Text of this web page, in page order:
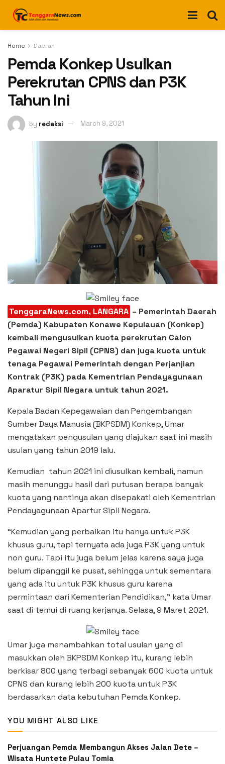
Home Daerah
Pemda Konkep Usulkan
Perekrutan CPNS dan P3K
Tahun Ini
by redaksi March 9, 2021
TenggaraNews.com, LANGARA – Pemerintah Daerah
(Pemda) Kabupaten Konawe Kepulauan (Konkep)
kembali mengusulkan kuota perekrutan Calon
Pegawai Negeri Sipil (CPNS) dan juga kuota untuk
tenaga Pegawai Pemerintah dengan Perjanjian
Kontrak (P3K) pada Kementrian Pendayagunaan
Aparatur Sipil Negara untuk tahun 2021.
Kepala Badan Kepegawaian dan Pengembangan
Sumber Daya Manusia (BKPSDM) Konkep, Umar
mengatakan pengusulan yang diajukan saat ini masih
usulan yang tahun 2019 lalu.
Kemudian tahun 2021 ini diusulkan kembali, namun
masih menunggu hasil dari putusan berapa banyak
kuota yang nantinya akan disepakati oleh Kementrian
Pendayagunaan Apartur Sipil Negara.
“Kemudian yang perbaikan itu hanya untuk P3K
khusus guru, tapi ternyata ada juga P3K yang untuk
non guru. Tapi itu juga belum jelas karena saya juga
belum dipanggil ke pusat, sehingga untuk sementara
yang ada itu untuk P3K khusus guru karena
permintaan dari Kementerian Pendidikan,” kata Umar
saat di temui di ruang kerjanya. Selasa, 9 Maret 2021.
Umar juga menambahkan total usulan yang di
masukkan oleh BKPSDM Konkep itu, kurang lebih
berkisar 800 yang terbagi sebanyak 600 kuota untuk
CPNS dan kurang lebih 200 kuota untuk P3K
berdasarkan data kebutuhan Pemda Konkep.
YOU MIGHT ALSO LIKE
Perjuangan Pemda Membangun Akses Jalan Dete –
Wisata Huntete Pulau Tomia